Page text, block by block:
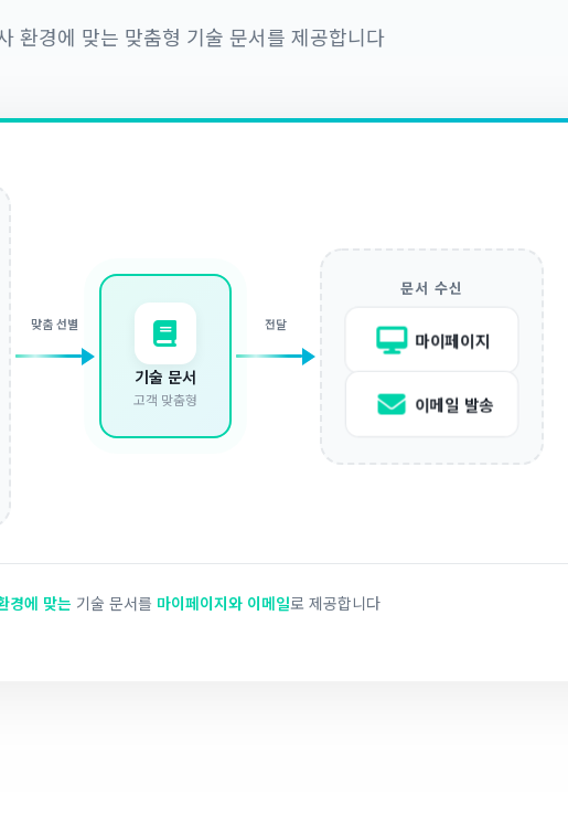
환경에 맞는 맞춤형 기술 문서를 제공합니다
맞춤 선별
기술 문서
고객 맞춤형
전달
문서 수신
마이페이지
이메일 발송
경에 맞는 기술 문서를 마이페이지와 이메일로 제공합니다